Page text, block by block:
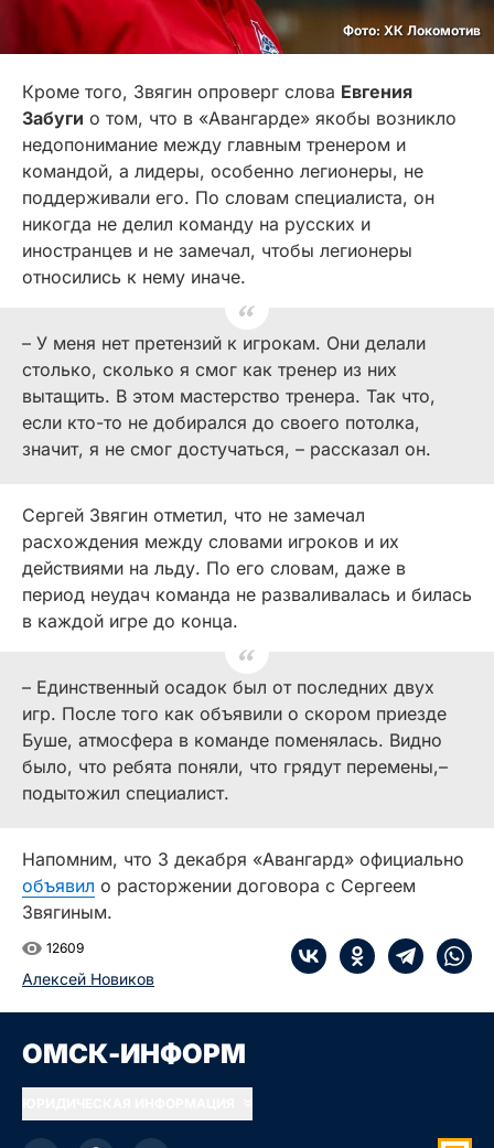
Фото: ХК Локомотив
Кроме того, Звягин опроверг слова Евгения
Забуги о том, что в «Авангарде» якобы возникло
недопонимание между главным тренером и
командой, а лидеры, особенно легионеры, не
поддерживали его. По словам специалиста, он
никогда не делил команду на русских и
иностранцев и не замечал, чтобы легионеры
относились к нему иначе.
– У меня нет претензий к игрокам. Они делали
столько, сколько я смог как тренер из них
вытащить. В этом мастерство тренера. Так что,
если кто-то не добирался до своего потолка,
значит, я не смог достучаться, – рассказал он.
Сергей Звягин отметил, что не замечал
расхождения между словами игроков и их
действиями на льду. По его словам, даже в
период неудач команда не разваливалась и билась
в каждой игре до конца.
– Единственный осадок был от последних двух
игр. После того как объявили о скором приезде
Буше, атмосфера в команде поменялась. Видно
было, что ребята поняли, что грядут перемены,–
подытожил специалист.
Напомним, что 3 декабря «Авангард» официально
объявил о расторжении договора с Сергеем
Звягиным.
12609
Алексей Новиков
ОМСК-ИНФОРМ